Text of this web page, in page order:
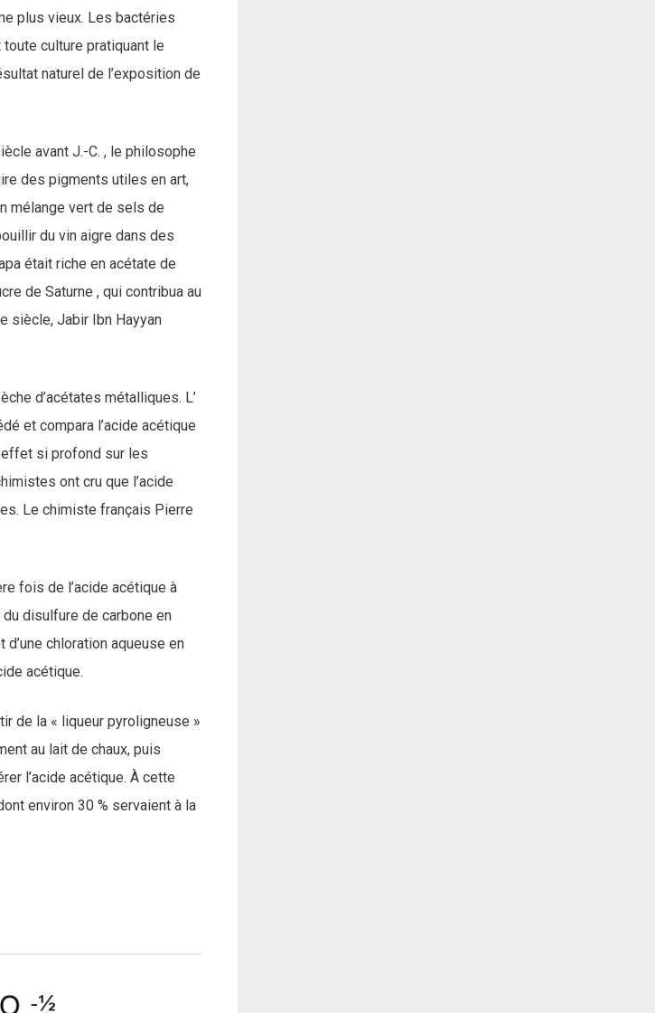
plus vieux. Les bactéries
culture pratiquant le
naturel de l’exposition de
avant J.-C. , le philosophe
des pigments utiles en art,
mélange vert de sels de
du vin aigre dans des
était riche en acétate de
de Saturne , qui contribua au
siècle, Jabir Ibn Hayyan
d’acétates métalliques. L’
et compara l’acide acétique
effet si profond sur les
ont cru que l’acide
Le chimiste français Pierre
fois de l’acide acétique à
disulfure de carbone en
chloration aqueuse en
acétique.
de la « liqueur pyroligneuse »
au lait de chaux, puis
l’acide acétique. À cette
environ 30 % servaient à la